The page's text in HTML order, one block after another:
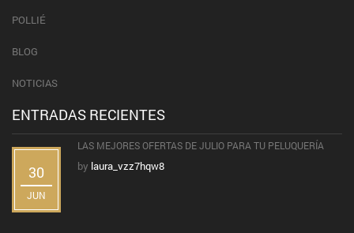
POLLIÉ
BLOG
NOTICIAS
ENTRADAS RECIENTES
30
JUN
LAS MEJORES OFERTAS DE JULIO PARA TU PELUQUERÍA
by laura_vzz7hqw8